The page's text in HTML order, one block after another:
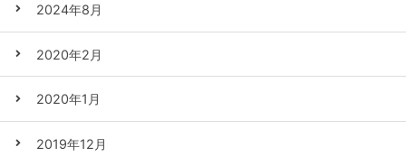
2024年8月
2020年2月
2020年1月
2019年12月